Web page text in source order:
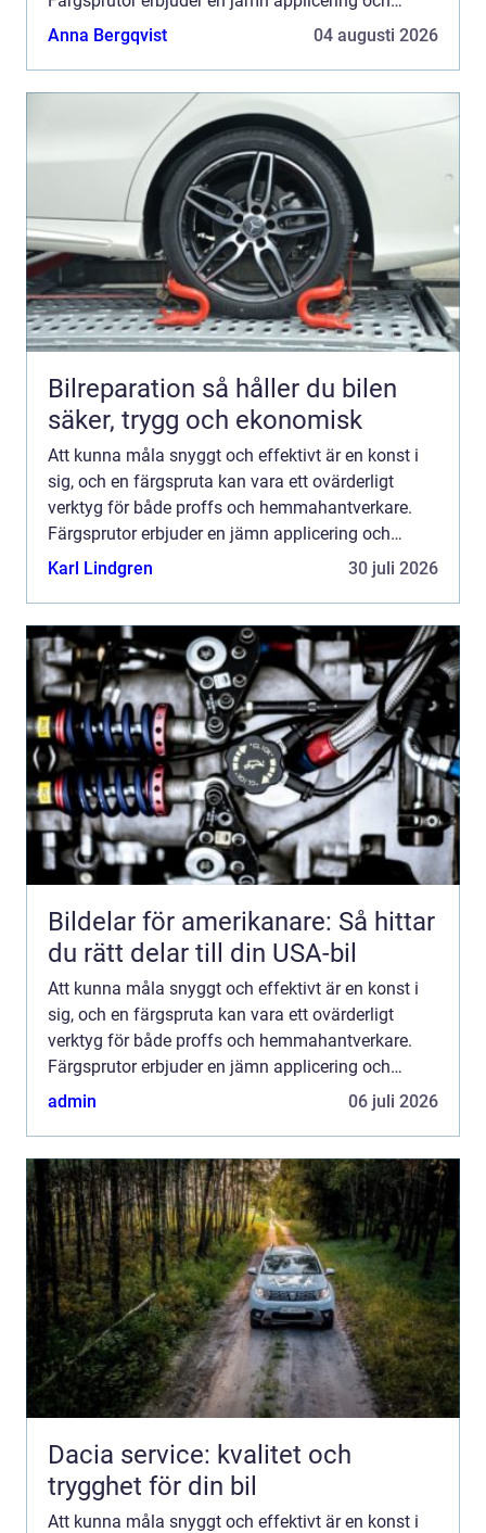
snabbare arbetstemp...
Anna Bergqvist 04 augusti 2026
Bilreparation så håller du bilen
säker, trygg och ekonomisk
Att kunna måla snyggt och effektivt är en konst i
sig, och en färgspruta kan vara ett ovärderligt
verktyg för både proffs och hemmahantverkare.
Färgsprutor erbjuder en jämn applicering och
snabbare arbetstemp...
Karl Lindgren 30 juli 2026
Bildelar för amerikanare: Så hittar
du rätt delar till din USA-bil
Att kunna måla snyggt och effektivt är en konst i
sig, och en färgspruta kan vara ett ovärderligt
verktyg för både proffs och hemmahantverkare.
Färgsprutor erbjuder en jämn applicering och
snabbare arbetstemp...
admin 06 juli 2026
Dacia service: kvalitet och
trygghet för din bil
Att kunna måla snyggt och effektivt är en konst i